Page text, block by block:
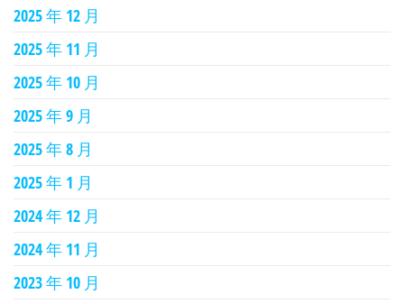
2025 年 12 月
2025 年 11 月
2025 年 10 月
2025 年 9 月
2025 年 8 月
2025 年 1 月
2024 年 12 月
2024 年 11 月
2023 年 10 月